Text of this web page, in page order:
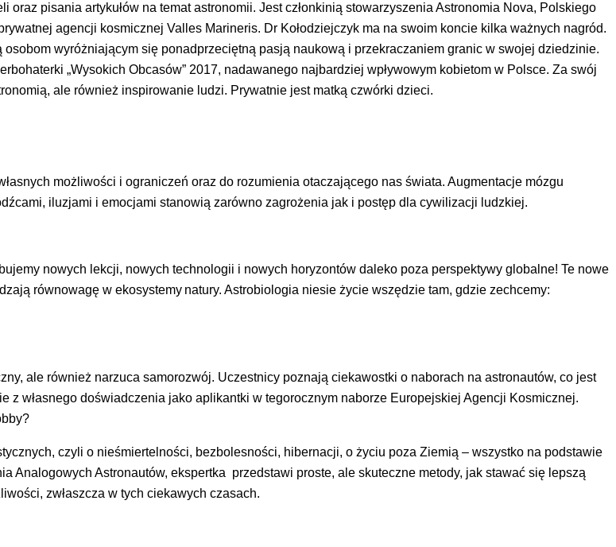
pisania artykułów na temat astronomii. Jest członkinią stowarzyszenia Astronomia Nova, Polskiego
agencji kosmicznej Valles Marineris. Dr Kołodziejczyk ma na swoim koncie kilka ważnych nagród.
osobom wyróżniającym się ponadprzeciętną pasją naukową i przekraczaniem granic w swojej dziedzinie.
„Wysokich Obcasów” 2017, nadawanego najbardziej wpływowym kobietom w Polsce. Za swój
ale również inspirowanie ludzi. Prywatnie jest matką czwórki dzieci.
możliwości i ograniczeń oraz do rozumienia otaczającego nas świata. Augmentacje mózgu
iluzjami i emocjami stanowią zarówno zagrożenia jak i postęp dla cywilizacji ludzkiej.
nowych lekcji, nowych technologii i nowych horyzontów daleko poza perspektywy globalne! Te nowe
równowagę w ekosystemy natury. Astrobiologia niesie życie wszędzie tam, gdzie zechcemy:
ale również narzuca samorozwój. Uczestnicy poznają ciekawostki o naborach na astronautów, co jest
własnego doświadczenia jako aplikantki w tegorocznym naborze Europejskiej Agencji Kosmicznej.
czyli o nieśmiertelności, bezbolesności, hibernacji, o życiu poza Ziemią – wszystko na podstawie
Analogowych Astronautów, ekspertka przedstawi proste, ale skuteczne metody, jak stawać się lepszą
zwłaszcza w tych ciekawych czasach.